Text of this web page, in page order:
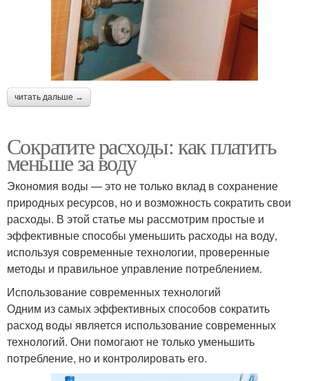
читать дальше →
Сократите расходы: как платить
меньше за воду
Экономия воды — это не только вклад в сохранение
природных ресурсов, но и возможность сократить свои
расходы. В этой статье мы рассмотрим простые и
эффективные способы уменьшить расходы на воду,
используя современные технологии, проверенные
методы и правильное управление потреблением.
Использование современных технологий
Одним из самых эффективных способов сократить
расход воды является использование современных
технологий. Они помогают не только уменьшить
потребление, но и контролировать его.